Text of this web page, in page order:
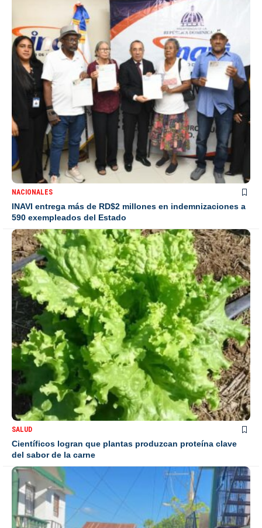
NACIONALES
INAVI entrega más de RD$2 millones en indemnizaciones a
590 exempleados del Estado
SALUD
Científicos logran que plantas produzcan proteína clave
del sabor de la carne